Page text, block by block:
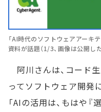
「AI時代のソフトウェアアーキ
資料が話題（1/3、画像は公開し
阿川さんは、コード
ってソフトウェア開発
「AIの活用は、もはや『